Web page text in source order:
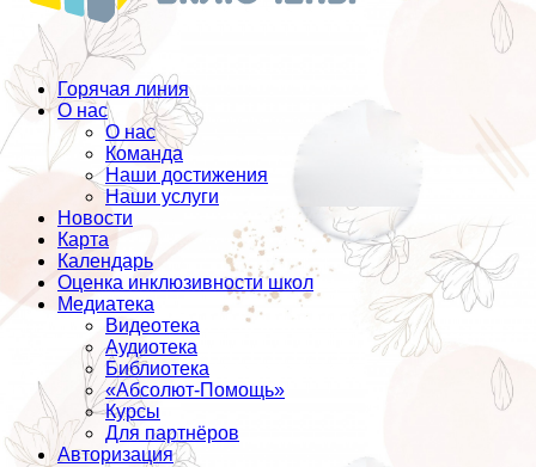
Горячая линия
О нас
О нас
Команда
Наши достижения
Наши услуги
Новости
Карта
Календарь
Оценка инклюзивности школ
Медиатека
Видеотека
Аудиотека
Библиотека
«Абсолют-Помощь»
Курсы
Для партнёров
Авторизация